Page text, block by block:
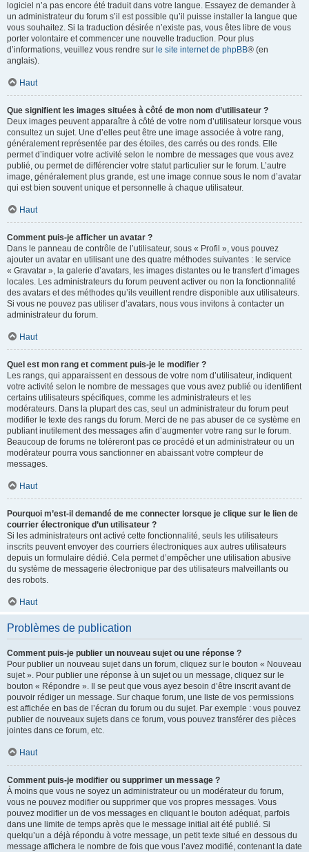
logiciel n’a pas encore été traduit dans votre langue. Essayez de demander à
un administrateur du forum s’il est possible qu’il puisse installer la langue que
vous souhaitez. Si la traduction désirée n’existe pas, vous êtes libre de vous
porter volontaire et commencer une nouvelle traduction. Pour plus
d’informations, veuillez vous rendre sur le site internet de phpBB® (en
anglais).
Haut
Que signifient les images situées à côté de mon nom d’utilisateur ?
Deux images peuvent apparaître à côté de votre nom d’utilisateur lorsque vous
consultez un sujet. Une d’elles peut être une image associée à votre rang,
généralement représentée par des étoiles, des carrés ou des ronds. Elle
permet d’indiquer votre activité selon le nombre de messages que vous avez
publié, ou permet de différencier votre statut particulier sur le forum. L’autre
image, généralement plus grande, est une image connue sous le nom d’avatar
qui est bien souvent unique et personnelle à chaque utilisateur.
Haut
Comment puis-je afficher un avatar ?
Dans le panneau de contrôle de l’utilisateur, sous « Profil », vous pouvez
ajouter un avatar en utilisant une des quatre méthodes suivantes : le service
« Gravatar », la galerie d’avatars, les images distantes ou le transfert d’images
locales. Les administrateurs du forum peuvent activer ou non la fonctionnalité
des avatars et des méthodes qu’ils veuillent rendre disponible aux utilisateurs.
Si vous ne pouvez pas utiliser d’avatars, nous vous invitons à contacter un
administrateur du forum.
Haut
Quel est mon rang et comment puis-je le modifier ?
Les rangs, qui apparaissent en dessous de votre nom d’utilisateur, indiquent
votre activité selon le nombre de messages que vous avez publié ou identifient
certains utilisateurs spécifiques, comme les administrateurs et les
modérateurs. Dans la plupart des cas, seul un administrateur du forum peut
modifier le texte des rangs du forum. Merci de ne pas abuser de ce système en
publiant inutilement des messages afin d’augmenter votre rang sur le forum.
Beaucoup de forums ne toléreront pas ce procédé et un administrateur ou un
modérateur pourra vous sanctionner en abaissant votre compteur de
messages.
Haut
Pourquoi m’est-il demandé de me connecter lorsque je clique sur le lien de
courrier électronique d’un utilisateur ?
Si les administrateurs ont activé cette fonctionnalité, seuls les utilisateurs
inscrits peuvent envoyer des courriers électroniques aux autres utilisateurs
depuis un formulaire dédié. Cela permet d’empêcher une utilisation abusive
du système de messagerie électronique par des utilisateurs malveillants ou
des robots.
Haut
Problèmes de publication
Comment puis-je publier un nouveau sujet ou une réponse ?
Pour publier un nouveau sujet dans un forum, cliquez sur le bouton « Nouveau
sujet ». Pour publier une réponse à un sujet ou un message, cliquez sur le
bouton « Répondre ». Il se peut que vous ayez besoin d’être inscrit avant de
pouvoir rédiger un message. Sur chaque forum, une liste de vos permissions
est affichée en bas de l’écran du forum ou du sujet. Par exemple : vous pouvez
publier de nouveaux sujets dans ce forum, vous pouvez transférer des pièces
jointes dans ce forum, etc.
Haut
Comment puis-je modifier ou supprimer un message ?
À moins que vous ne soyez un administrateur ou un modérateur du forum,
vous ne pouvez modifier ou supprimer que vos propres messages. Vous
pouvez modifier un de vos messages en cliquant le bouton adéquat, parfois
dans une limite de temps après que le message initial ait été publié. Si
quelqu’un a déjà répondu à votre message, un petit texte situé en dessous du
message affichera le nombre de fois que vous l’avez modifié, contenant la date